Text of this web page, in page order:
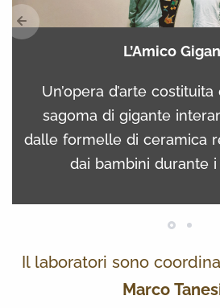
L’Amico
Un’opera d’arte
sagoma di gigante
dalle formelle di ceramica
dai bambini durante
Il laboratori sono
Marco